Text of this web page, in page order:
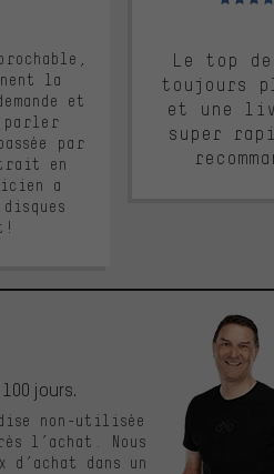
la
et
par
en
a
Le top
toujours
et une
super
jours.
non-utilisée
l’achat. Nous
dans un